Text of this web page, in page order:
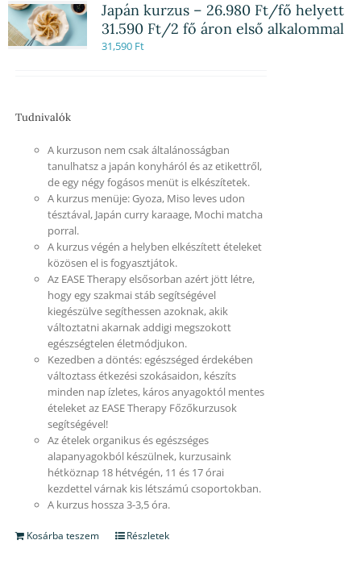
Japán kurzus – 26.980 Ft/fő helyett
31.590 Ft/2 fő áron első alkalommal
31,590 Ft
Tudnivalók
A kurzuson nem csak általánosságban
tanulhatsz a japán konyháról és az etikettről,
de egy négy fogásos menüt is elkészítetek.
A kurzus menüje: Gyoza, Miso leves udon
tésztával, Japán curry karaage, Mochi matcha
porral.
A kurzus végén a helyben elkészített ételeket
közösen el is fogyasztjátok.
Az EASE Therapy elsősorban azért jött létre,
hogy egy szakmai stáb segítségével
kiegészülve segíthessen azoknak, akik
változtatni akarnak addigi megszokott
egészségtelen életmódjukon.
Kezedben a döntés: egészséged érdekében
változtass étkezési szokásaidon, készíts
minden nap ízletes, káros anyagoktól mentes
ételeket az EASE Therapy Főzőkurzusok
segítségével!
Az ételek organikus és egészséges
alapanyagokból készülnek, kurzusaink
hétköznap 18 hétvégén, 11 és 17 órai
kezdettel várnak kis létszámú csoportokban.
A kurzus hossza 3-3,5 óra.
Kosárba teszem Részletek